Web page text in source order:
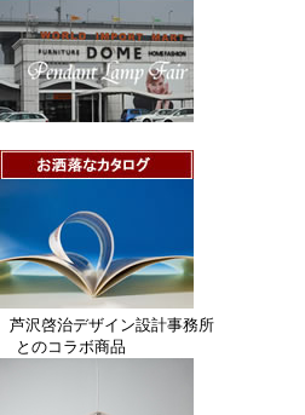
芦沢啓治デザイン設計事務所
とのコラボ商品